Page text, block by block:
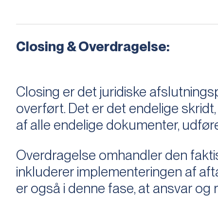
Closing & Overdragelse:
Closing er det juridiske
overført. Det er det endelige
af alle endelige dokumenter,
Overdragelse omhandler den
inkluderer implementeringen af
er også i denne fase, at ansvar